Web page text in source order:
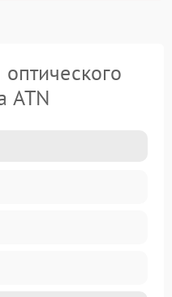
ATN